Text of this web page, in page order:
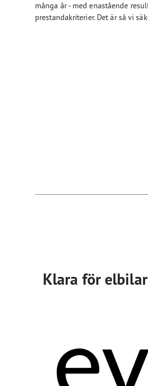
många år - med enastående
prestandakriterier. Det är så vi
Klara för elbilar